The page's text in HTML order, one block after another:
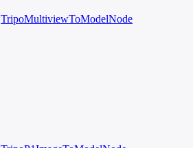
TripoMultiviewToModelNode